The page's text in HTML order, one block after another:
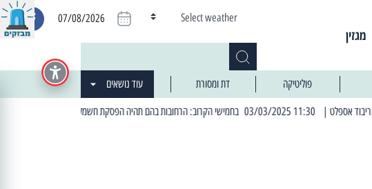
מגזין
Select weather
07/08/2026
פוליטיקה דת ומסורת עוד נושאים
| 11:30 03/03/2025 בחמישי הקרוב: הרחובות בהם תהיה הפסקת חשמל יזומה